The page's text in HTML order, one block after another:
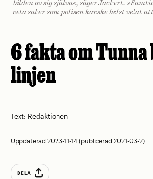
bilden av sig själva«, säger Jackert.
veta saker som polisen kanske helst velat
6 fakta om Tunna
linjen
Text: Redaktionen
Uppdaterad 2023-11-14 (publicerad 2021-03-2)
DELA